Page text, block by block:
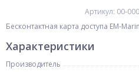
Артикул: 00-
Бесконтактная карта доступа EM-
Характеристики
Производитель